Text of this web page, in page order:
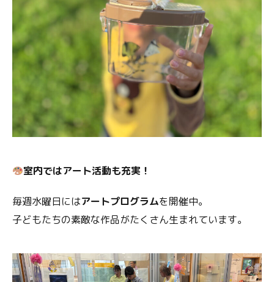
室内ではアート活動も充実！
毎週水曜日にはアートプログラムを開催中。
子どもたちの素敵な作品がたくさん生まれています。